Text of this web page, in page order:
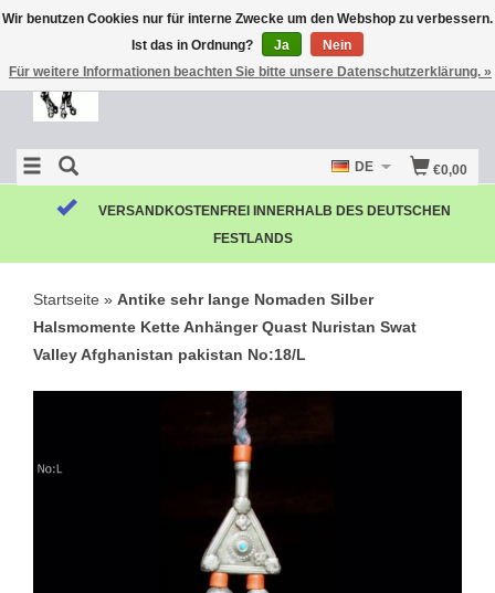
€0,00
DE
KOSTENLOSE RÜCKSENDUNG
Halsmomente Kette Anhänger Quast Nuristan Swat
Valley Afghanistan pakistan No:18/L
Wir benutzen Cookies nur für interne Zwecke um den Webshop zu verbessern.
Ist das in Ordnung?
Ja
Nein
Für weitere Informationen beachten Sie bitte unsere Datenschutzerklärung. »